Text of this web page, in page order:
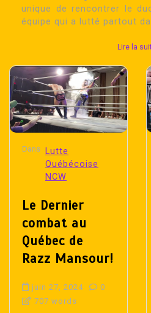
unique de rencontrer le
équipe qui a lutté partout
Lire la
Dans
Lutte
Québécoise
NCW
Le Dernier
combat au
Québec de
Razz Mansour!
juin 27, 2024
0
707 words